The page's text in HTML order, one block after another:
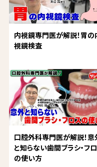
内視鏡専門医が解説！胃の
視鏡検査
口腔外科専門医が解説！意
と知らない歯間ブラシ・フ
の使い方